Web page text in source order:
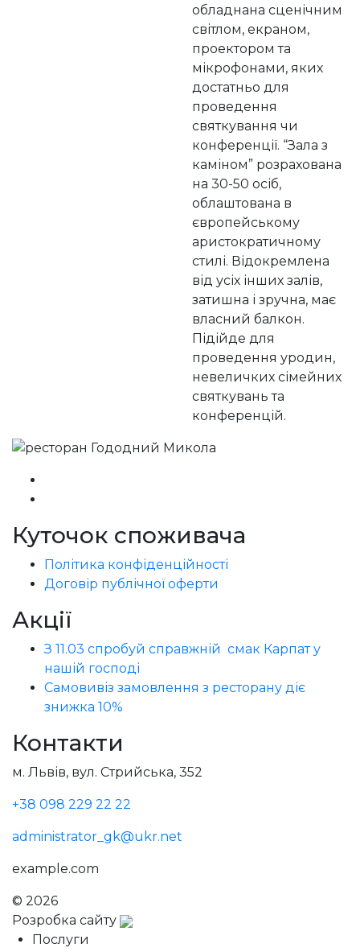
обладнана сценічним
світлом, екраном,
проектором та
мікрофонами, яких
достатньо для
проведення
святкування чи
конференції. “Зала з
каміном” розрахована
на 30-50 осіб,
облаштована в
європейському
аристократичному
стилі. Відокремлена
від усіх інших залів,
затишна і зручна, має
власний балкон.
Підійде для
проведення уродин,
невеличких сімейних
святкувань та
конференцій.
Куточок споживача
Політика конфіденційності
Договір публічної оферти
Акції
З 11.03 спробуй справжній смак Карпат у
нашій господі
Самовивіз замовлення з ресторану діє
знижка 10%
Контакти
м. Львів, вул. Стрийська, 352
+38 098 229 22 22
administrator_gk@ukr.net
example.com
© 2026
Розробка сайту
Послуги